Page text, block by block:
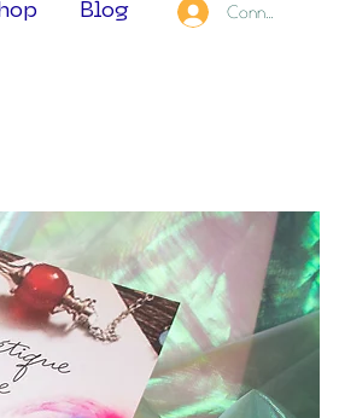
Blog Connexion